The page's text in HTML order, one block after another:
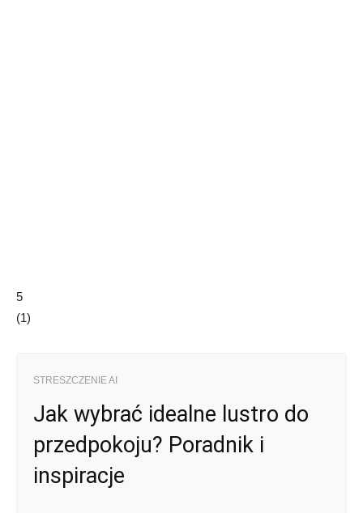
5
(1)
STRESZCZENIE AI
Jak wybrać idealne lustro do
przedpokoju? Poradnik i
inspiracje